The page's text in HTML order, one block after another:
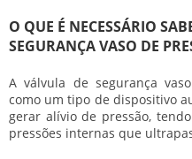
O QUE É NECESSÁRIO
SEGURANÇA VASO DE
Aválvula de segurança
como um tipo de dispositivo
gerar alívio de pressão,
pressões internas que